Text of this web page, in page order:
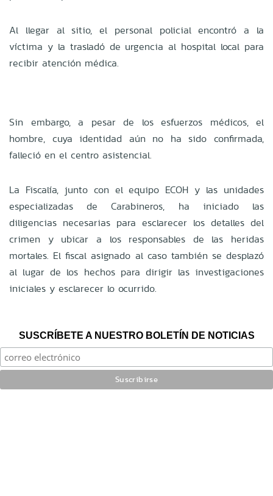
Al llegar al sitio, el personal policial encontró a la
víctima y la trasladó de urgencia al hospital local para
recibir atención médica.
Sin embargo, a pesar de los esfuerzos médicos, el
hombre, cuya identidad aún no ha sido confirmada,
falleció en el centro asistencial.
La Fiscalía, junto con el equipo ECOH y las unidades
especializadas de Carabineros, ha iniciado las
diligencias necesarias para esclarecer los detalles del
crimen y ubicar a los responsables de las heridas
mortales. El fiscal asignado al caso también se desplazó
al lugar de los hechos para dirigir las investigaciones
iniciales y esclarecer lo ocurrido.
SUSCRÍBETE A NUESTRO BOLETÍN DE NOTICIAS